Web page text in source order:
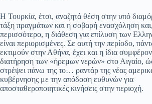
Η Τουρκία, έτσι, αναζητά θέση στην υπό
τάξη πραγμάτων και η σοβαρή ενασχόληση
περισσότερο, η διάθεση για επίλυση των
είναι περιορισμένες. Σε αυτή την περίοδο,
εκτιμούν στην Αθήνα, έχει και η ίδια
διατήρηση των «ήρεμων νερών» στο Αιγαίο,
στρέψει πάνω της το… ραντάρ της νέας
κυβέρνησης με την απόδοση ευθυνών για
αποσταθεροποιητικές κινήσεις στην περιοχή.